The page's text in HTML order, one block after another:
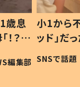
歳息
？」
編集部
小1から
ッド」だ
作り続
#令和の子
SNSで話題